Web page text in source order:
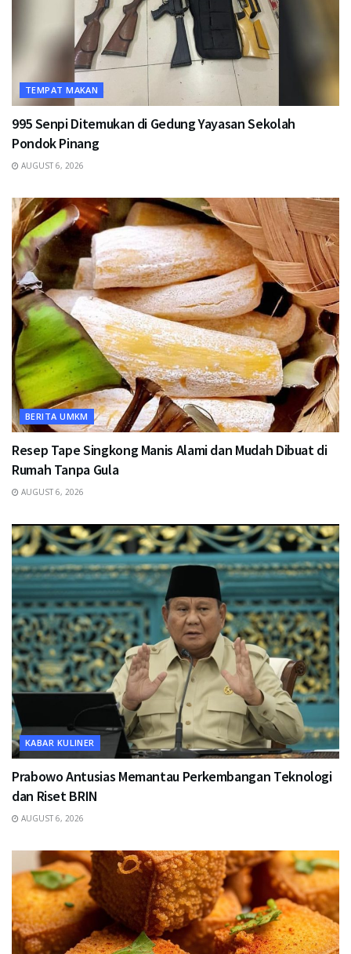
TEMPAT MAKAN
995 Senpi Ditemukan di Gedung Yayasan Sekolah
Pondok Pinang
AUGUST 6, 2026
BERITA UMKM
Resep Tape Singkong Manis Alami dan Mudah Dibuat di
Rumah Tanpa Gula
AUGUST 6, 2026
KABAR KULINER
Prabowo Antusias Memantau Perkembangan Teknologi
dan Riset BRIN
AUGUST 6, 2026